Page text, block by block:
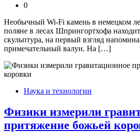
0
Необычный Wi-Fi камень в немецком
поляне в лесах Шпрингортхофа
скульптура, на первый взгляд
примечательный валун. На […]
Наука и технологии
Физики измерили
притяжение божьей